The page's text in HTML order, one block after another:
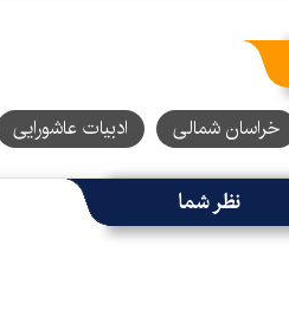
خراسان شمالی ادبیات عاشورایی
نظر شما